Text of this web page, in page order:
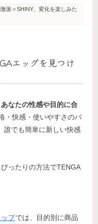
派＝SHINY、変化を楽しみた
エッグを見つけ
あなたの性感や目的に合
・快感・使いやすさのバ
誰でも簡単に新しい快感
ったりの方法でTENGA
プでは、目的別に商品